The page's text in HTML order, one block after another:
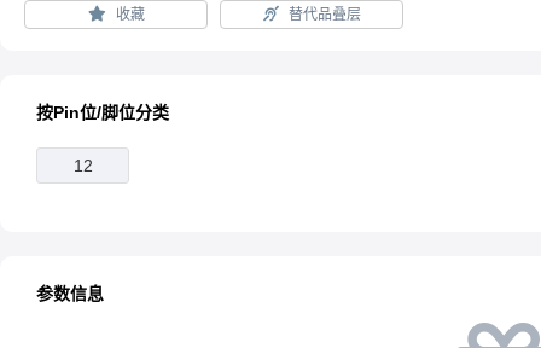
收藏 替代品叠层
按Pin位/脚位分类
12
参数信息